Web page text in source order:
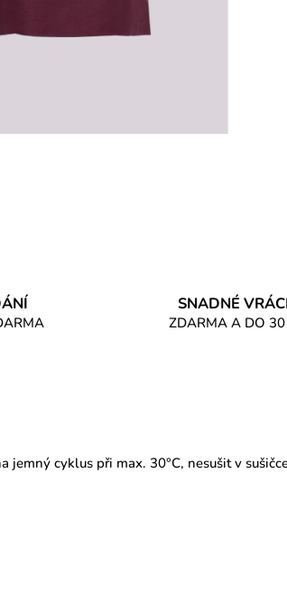
SNADNÉ
ZDARMA A DO
jemný cyklus při max. 30°C, nesušit v